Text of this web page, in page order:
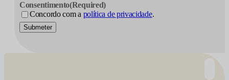
Consentimento(Required)
Concordo com a política de privacidade.
Submeter